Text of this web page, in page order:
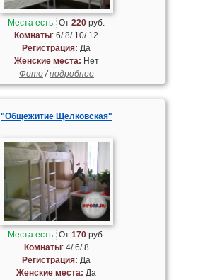
Места есть От220 руб.
Комнаты: 6/ 8/ 10/ 12
Регистрация: Да
Женские места: Нет
Фото/подробнее
"Общежитие Щелковская"
Места есть От170 руб.
Комнаты: 4/ 6/ 8
Регистрация: Да
Женские места: Да